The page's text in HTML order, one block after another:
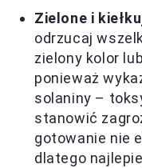
Zielone i
odrzucaj
zielony kolor
ponieważ
solaniny –
stanowić
gotowanie nie
dlatego